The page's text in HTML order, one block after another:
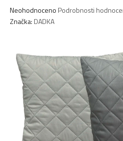
Průměrné
hodnocení
0,0
hvězdiček.
Neohodnoceno Podrobnosti
Značka: DADKA